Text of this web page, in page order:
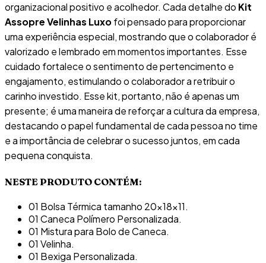
organizacional positivo e acolhedor. Cada detalhe do Kit
Assopre Velinhas Luxofoi pensado para proporcionar
uma experiência especial, mostrando que o colaborador é
valorizado e lembrado em momentos importantes. Esse
cuidado fortalece o sentimento de pertencimento e
engajamento, estimulando o colaborador a retribuir o
carinho investido. Esse kit, portanto, não é apenas um
presente; é uma maneira de reforçar a cultura da empresa,
destacando o papel fundamental de cada pessoa no time
e a importância de celebrar o sucesso juntos, em cada
pequena conquista.
NESTE PRODUTO CONTÉM:
01 Bolsa Térmica tamanho 20x18x11.
01 Caneca Polímero Personalizada.
01 Mistura para Bolo de Caneca.
01 Velinha.
01 Bexiga Personalizada.